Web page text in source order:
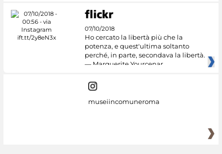
07/10/2018
Ho cercato la libertà più che la
potenza, e quest'ultima soltanto
perché, in parte, secondava la libertà.
— Marguerite Yourcenar
museiincomuneroma